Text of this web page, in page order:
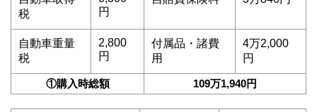
税
円
自動車重量
税
2,800
円
付属品・諸費
用
4万2,000
円
①購入時総額 109万1,940円